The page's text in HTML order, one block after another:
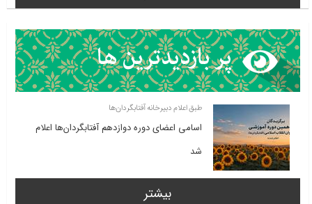
طبق اعلام دبیرخانه آفتابگردان‌ها
اسامی اعضای دوره دوازدهم آفتابگردان‌ها اعلام
شد
بیشتر